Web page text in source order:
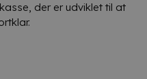
der er udviklet til at